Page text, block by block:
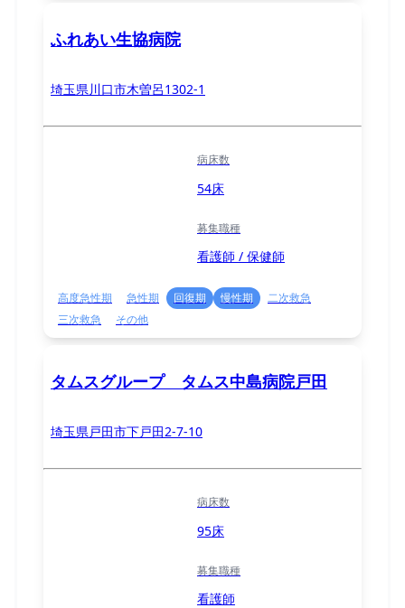
ふれあい生協病院
埼玉県川口市木曽呂1302-1
病床数
54床
募集職種
看護師 / 保健師
高度急性期 急性期 回復期 慢性期
二次救急
三次救急
その他
タムスグループ タムス中島病院戸田
埼玉県戸田市下戸田2-7-10
病床数
95床
募集職種
看護師